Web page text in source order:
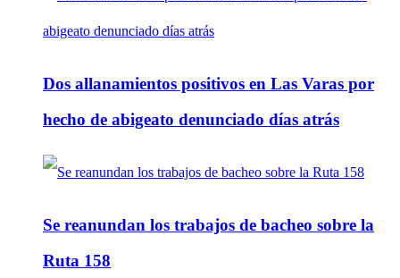
Dos allanamientos positivos en Las Varas por
hecho de abigeato denunciado días atrás
Se reanundan los trabajos de bacheo sobre la
Ruta 158